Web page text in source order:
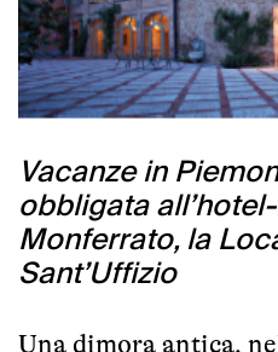
Vacanze in
obbligata
Monferrato, la
Sant’Uffizio
Una dimora antica,